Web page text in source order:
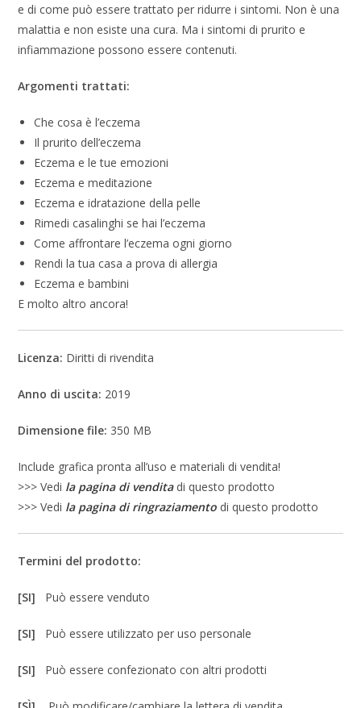
e di come può essere trattato per ridurre i sintomi. Non è una
malattia e non esiste una cura. Ma i sintomi di prurito e
infiammazione possono essere contenuti.
Argomenti trattati:
Che cosa è l’eczema
Il prurito dell’eczema
Eczema e le tue emozioni
Eczema e meditazione
Eczema e idratazione della pelle
Rimedi casalinghi se hai l’eczema
Come affrontare l’eczema ogni giorno
Rendi la tua casa a prova di allergia
Eczema e bambini
E molto altro ancora!
Licenza: Diritti di rivendita
Anno di uscita: 2019
Dimensione file: 350 MB
Include grafica pronta all’uso e materiali di vendita!
>>> Vedi la pagina di venditadi questo prodotto
>>> Vedi la pagina di ringraziamento di questo prodotto
Termini del prodotto:
[SI] Può essere venduto
[SI] Può essere utilizzato per uso personale
[SI] Può essere confezionato con altri prodotti